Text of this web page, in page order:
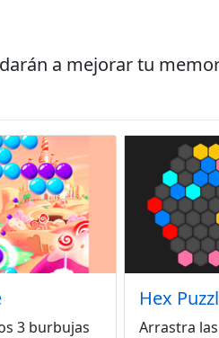
a mejorar tu
3 burbujas
Hex
Arrastra